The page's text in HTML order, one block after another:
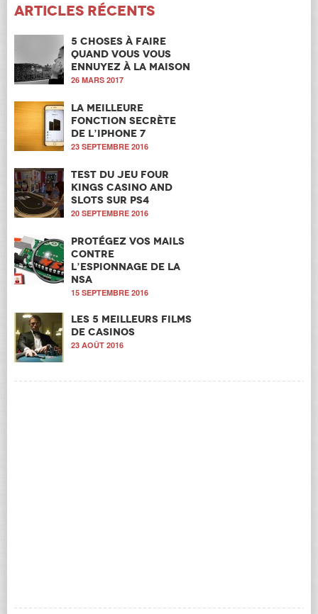
Articles récents
5 choses à faire
quand vous vous
ennuyez à la maison
26 MARS 2017
La meilleure
fonction secrète
de l’iPhone 7
23 SEPTEMBRE 2016
Test du jeu Four
Kings Casino and
Slots sur PS4
20 SEPTEMBRE 2016
Protégez vos mails
contre
l’espionnage de la
NSA
15 SEPTEMBRE 2016
Les 5 meilleurs films
de casinos
23 AOÛT 2016